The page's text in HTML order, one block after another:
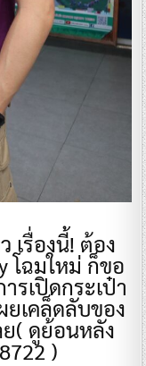
เรื่องนี้! ต้อง
โฉมใหม่ ก็ขอ
รเปิดกระเป๋า
เคล็ดลับของ
( ดูย้อนหลัง
)